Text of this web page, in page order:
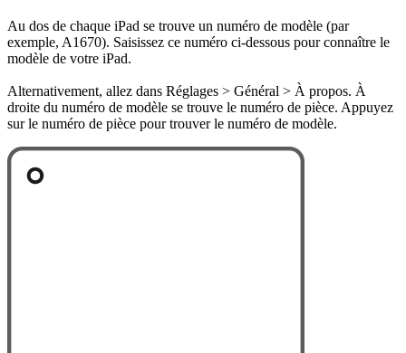
Au dos de chaque iPad se trouve un numéro de modèle (par
exemple, A1670). Saisissez ce numéro ci-dessous pour connaître le
modèle de votre iPad.
Alternativement, allez dans Réglages > Général > À propos. À
droite du numéro de modèle se trouve le numéro de pièce. Appuyez
sur le numéro de pièce pour trouver le numéro de modèle.